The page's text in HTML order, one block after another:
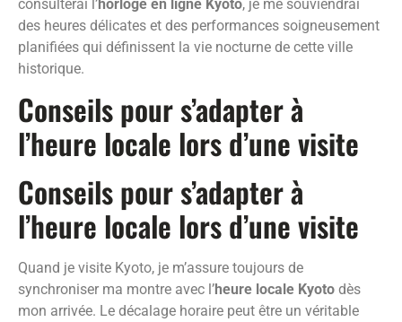
consulterai l’horloge en ligne Kyoto, je me souviendrai
des heures délicates et des performances soigneusement
planifiées qui définissent la vie nocturne de cette ville
historique.
Conseils pour s’adapter à
l’heure locale lors d’une visite
Conseils pour s’adapter à
l’heure locale lors d’une visite
Quand je visite Kyoto, je m’assure toujours de
synchroniser ma montre avec l’heure locale Kyoto dès
mon arrivée. Le décalage horaire peut être un véritable